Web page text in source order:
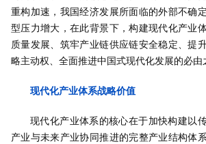
重构加速，我国经济发展所面临的外部不确
型压力增大，在此背景下，构建现代化产业
质量发展、筑牢产业链供应链安全稳定、提
略主动权、全面推进中国式现代化发展的必由
现代化产业体系战略价值
现代化产业体系的核心在于加快构建以
产业与未来产业协同推进的完整产业结构体